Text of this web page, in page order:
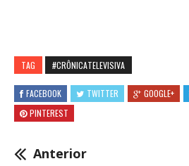
TAG #CRÔNICATELEVISIVA
FACEBOOK TWITTER GOOGLE+
PINTEREST
Anterior